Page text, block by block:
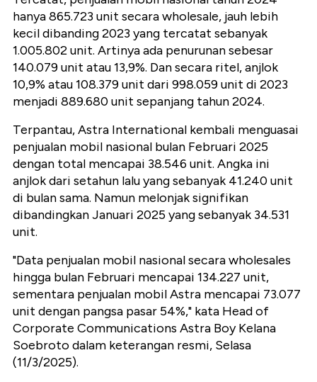
hanya 865.723 unit secara wholesale, jauh lebih
kecil dibanding 2023 yang tercatat sebanyak
1.005.802 unit. Artinya ada penurunan sebesar
140.079 unit atau 13,9%. Dan secara ritel, anjlok
10,9% atau 108.379 unit dari 998.059 unit di 2023
menjadi 889.680 unit sepanjang tahun 2024.
Terpantau, Astra International kembali menguasai
penjualan mobil nasional bulan Februari 2025
dengan total mencapai 38.546 unit. Angka ini
anjlok dari setahun lalu yang sebanyak 41.240 unit
di bulan sama. Namun melonjak signifikan
dibandingkan Januari 2025 yang sebanyak 34.531
unit.
"Data penjualan mobil nasional secara wholesales
hingga bulan Februari mencapai 134.227 unit,
sementara penjualan mobil Astra mencapai 73.077
unit dengan pangsa pasar 54%," kata Head of
Corporate Communications Astra Boy Kelana
Soebroto dalam keterangan resmi, Selasa
(11/3/2025).